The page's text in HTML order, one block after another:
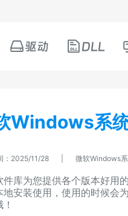
驱动 DLL
Windows系
：2025/11/28 微软Windows
件库为您提供各个版本好用
地安装使用，使用的时候会